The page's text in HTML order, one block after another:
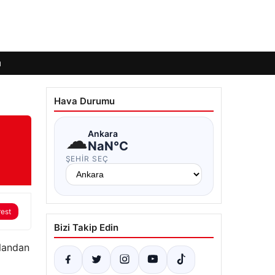
Hava Durumu
☁Ankara
NaN°C
ŞEHIR SEÇ
Bizi Takip Edin